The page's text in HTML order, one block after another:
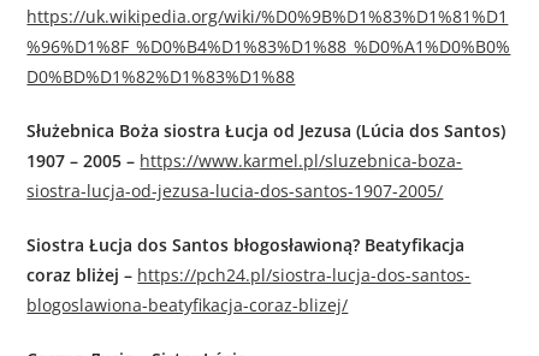
https://uk.wikipedia.org/wiki/%D0%9B%D1%83%D1%81%D1
%96%D1%8F_%D0%B4%D1%83%D1%88_%D0%A1%D0%B0%
D0%BD%D1%82%D1%83%D1%88
Służebnica Boża siostra Łucja od Jezusa (Lúcia dos Santos)
1907 – 2005 – https://www.karmel.pl/sluzebnica-boza-
siostra-lucja-od-jezusa-lucia-dos-santos-1907-2005/
Siostra Łucja dos Santos błogosławioną? Beatyfikacja
coraz bliżej – https://pch24.pl/siostra-lucja-dos-santos-
blogoslawiona-beatyfikacja-coraz-blizej/